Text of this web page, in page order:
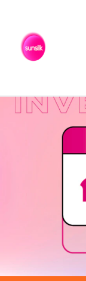
ซันซิล ประเทศไทย